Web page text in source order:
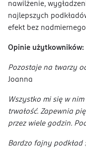
nawilżenie,
najlepszych
efekt bez
Opinie użytkowników:
Pozostaje na twarzy
Joanna
Wszystko mi się w
trwałość. Zapewnia
przez wiele godzin.
Bardzo fajny podkład